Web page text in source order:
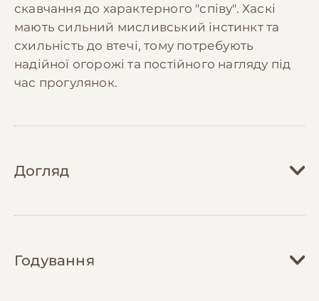
скавчання до характерного "співу". Хаскі
мають сильний мисливський інстинкт та
схильність до втечі, тому потребують
надійної огорожі та постійного нагляду під
час прогулянок.
Догляд
часу. Їхня густа подвійна шерсть потребує
регулярного вичісування 2-3 рази на
Годування